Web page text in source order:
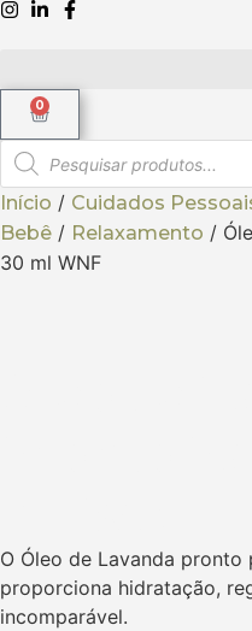
0
Início / Cuidados
Bebê / Relaxamento /
30 ml WNF
O Óleo de Lavanda pronto
proporciona hidratação,
incomparável.